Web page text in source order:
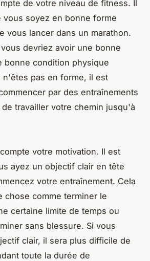
de votre niveau de fitness. Il
vous soyez en bonne forme
vous lancer dans un marathon.
devriez avoir une bonne
bonne condition physique
n'êtes pas en forme, il est
par des entraînements
travailler votre chemin jusqu'à
votre motivation. Il est
ayez un objectif clair en tête
votre entraînement. Cela
chose comme terminer le
certaine limite de temps ou
sans blessure. Si vous
clair, il sera plus difficile de
toute la durée de